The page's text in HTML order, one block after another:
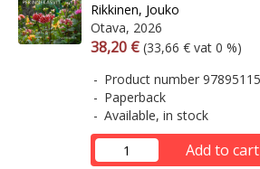
Rikkinen, Jouko
Otava, 2026
Arvonlisäverollinen hinta
38,20 € Excl. vat
(33,66 € vat 0 %)
Product number
Paperback
Available, in stock
Add to cart